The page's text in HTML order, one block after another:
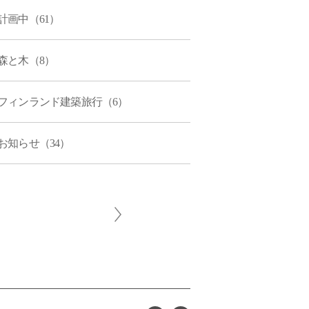
画中（61）
と木（8）
ィンランド建築旅行（6）
知らせ（34）